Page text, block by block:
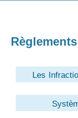
Les